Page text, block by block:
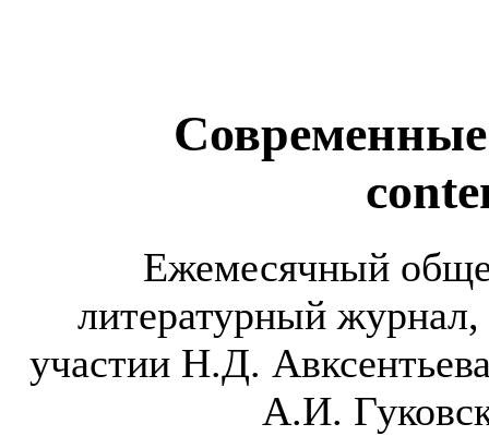
Ежемесячный
литературный
участии Н.Д.
А.И.